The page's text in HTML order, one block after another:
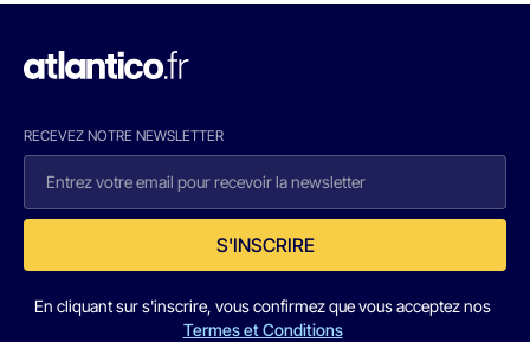
RECEVEZ NOTRE NEWSLETTER
S'INSCRIRE
En cliquant sur s'inscrire, vous confirmez que vous acceptez nos
Termes et Conditions